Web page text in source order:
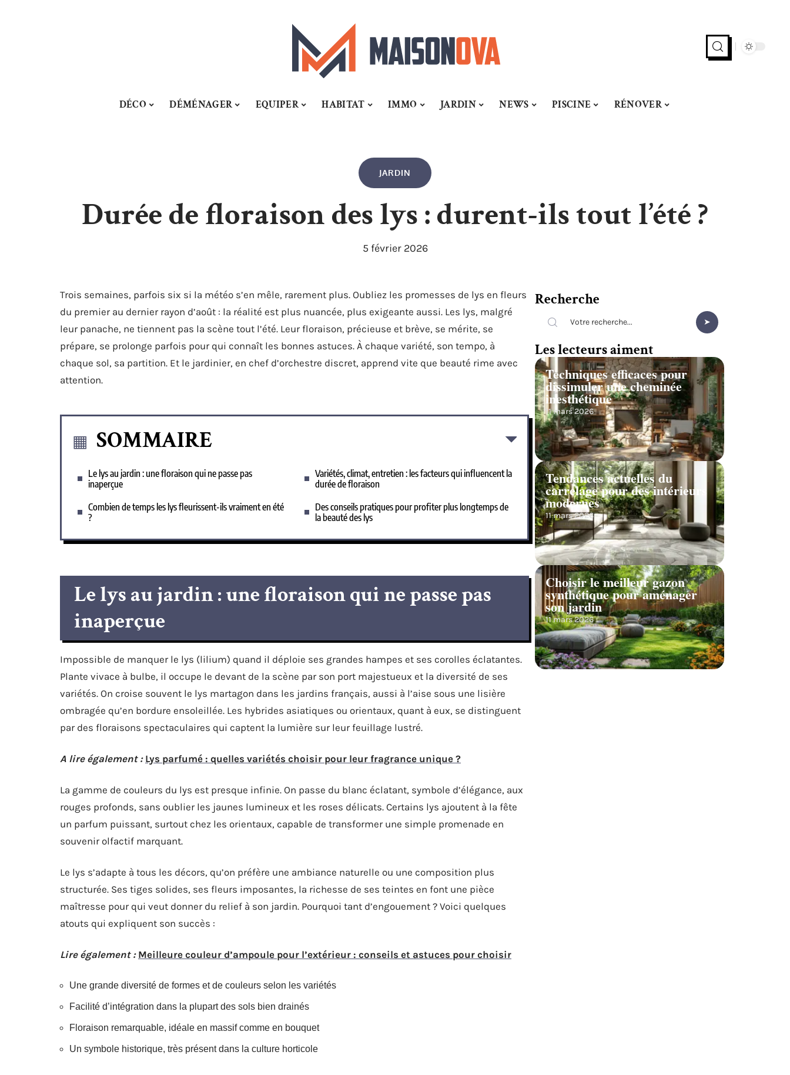
DÉCO DÉMÉNAGER EQUIPER HABITAT IMMO JARDIN NEWS PISCINE RÉNOVER
JARDIN
Durée de floraison des lys : durent-ils tout l’été ?
5 février 2026
Trois semaines, parfois six si la météo s’en mêle, rarement plus. Oubliez les promesses de lys en fleurs
du premier au dernier rayon d’août : la réalité est plus nuancée, plus exigeante aussi. Les lys, malgré
leur panache, ne tiennent pas la scène tout l’été. Leur floraison, précieuse et brève, se mérite, se
prépare, se prolonge parfois pour qui connaît les bonnes astuces. À chaque variété, son tempo, à
chaque sol, sa partition. Et le jardinier, en chef d’orchestre discret, apprend vite que beauté rime avec
attention.
SOMMAIRE
Le lys au jardin : une floraison qui ne passe pas
inaperçue
Combien de temps les lys fleurissent-ils vraiment en été
?
Variétés, climat, entretien : les facteurs qui influencent la
durée de floraison
Des conseils pratiques pour profiter plus longtemps de
la beauté des lys
Le lys au jardin : une floraison qui ne passe pas
inaperçue
Impossible de manquer le lys (lilium) quand il déploie ses grandes hampes et ses corolles éclatantes.
Plante vivace à bulbe, il occupe le devant de la scène par son port majestueux et la diversité de ses
variétés. On croise souvent le lys martagon dans les jardins français, aussi à l’aise sous une lisière
ombragée qu’en bordure ensoleillée. Les hybrides asiatiques ou orientaux, quant à eux, se distinguent
par des floraisons spectaculaires qui captent la lumière sur leur feuillage lustré.
A lire également : Lys parfumé : quelles variétés choisir pour leur fragrance unique ?
La gamme de couleurs du lys est presque infinie. On passe du blanc éclatant, symbole d’élégance, aux
rouges profonds, sans oublier les jaunes lumineux et les roses délicats. Certains lys ajoutent à la fête
un parfum puissant, surtout chez les orientaux, capable de transformer une simple promenade en
souvenir olfactif marquant.
Le lys s’adapte à tous les décors, qu’on préfère une ambiance naturelle ou une composition plus
structurée. Ses tiges solides, ses fleurs imposantes, la richesse de ses teintes en font une pièce
maîtresse pour qui veut donner du relief à son jardin. Pourquoi tant d’engouement ? Voici quelques
atouts qui expliquent son succès :
Lire également : Meilleure couleur d’ampoule pour l’extérieur : conseils et astuces pour choisir
Une grande diversité de formes et de couleurs selon les variétés
Facilité d’intégration dans la plupart des sols bien drainés
Floraison remarquable, idéale en massif comme en bouquet
Un symbole historique, très présent dans la culture horticole
Recherche
Les lecteurs aiment
Techniques efficaces pour
dissimuler une cheminée
inesthétique
11 mars 2026
Tendances actuelles du
carrelage pour des intérieurs
modernes
11 mars 2026
Choisir le meilleur gazon
synthétique pour aménager
son jardin
11 mars 2026